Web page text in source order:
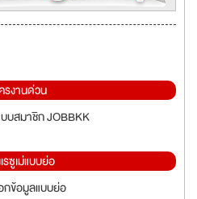
รงานด่วน
บสมาชิก JOBBKK
รซูเม่แบบย่อ
กข้อมูลแบบย่อ